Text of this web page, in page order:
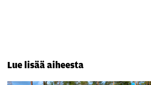
Lue lisää aiheesta